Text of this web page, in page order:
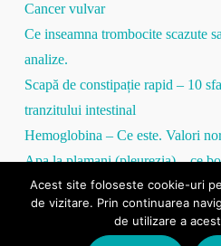
Cancer vulvar
Ce inseamna trombocite scazute
analize.
Scapă de constipație rapid – 10
tranzitului intestinal
Hemoglobina – Ce este. Valori
Apa la plamani (pleurezia) – ce
simptom
Proteina C Reactivă – tot ce
VSH mare / VSH mic – totul
Acest site foloseste cookie-uri
de vizitare. Prin continuarea
de utilizare a